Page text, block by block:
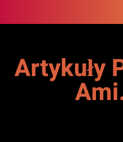
to
Artykuły